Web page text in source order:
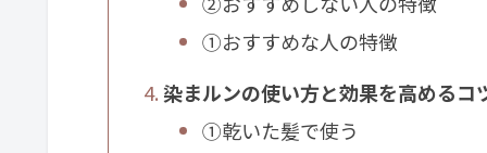
①おすすめな人の特徴
染まルンの使い方と効果を高めるコ
①乾いた髪で使う